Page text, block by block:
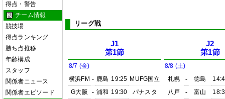
得点・警告
チーム情報
競技場
得点ランキング
勝ち点推移
年齢構成
スタッフ
関係者ニュース
関係者エピソード
リーグ戦
J1
第1節
8/7 (金)
横浜FM - 鹿島 19:25 MUFG国立
G大阪
- 浦和 19:30
パナスタ
J2
第1節
8/8 (土)
札幌
- 徳島
八戸
- 富山